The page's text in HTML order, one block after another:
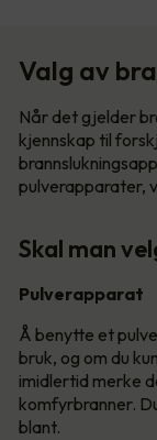
Valg av
Når det gjelder
kjennskap til
pulverapparater,
Skal man
Pulverapparat
Å benytte et
bruk, og om du
imidlertid merke
komfyrbranner.
blant.